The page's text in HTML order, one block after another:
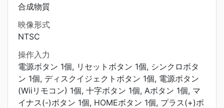
合成物質
映像形式
NTSC
操作入力
電源ボタン 1個, リセットボタン 1個, シンクロボタ
ン 1個, ディスクイジェクトボタン 1個, 電源ボタン
(Wiiリモコン) 1個, 十字ボタン 1個, Aボタン 1個, マ
イナス(-)ボタン 1個, HOMEボタン 1個, プラス(+)ボ